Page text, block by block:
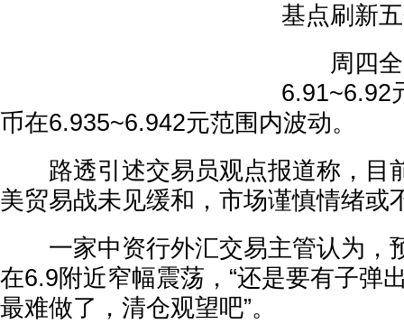
基点刷新
周四全
6.91~6.92
币在6.935~6.942元范围内波动。
路透引述交易员观点报道称，目
美贸易战未见缓和，市场谨慎情绪或
一家中资行外汇交易主管认为，
在6.9附近窄幅震荡，“还是要有子弹
最难做了，清仓观望吧”。